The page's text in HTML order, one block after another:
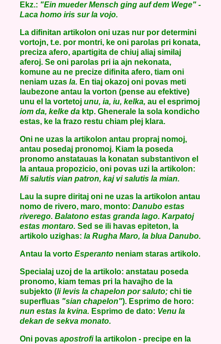
Ekz.: "Ein mueder Mensch ging auf dem Wege" -
Laca homo iris sur la vojo.
La difinitan artikolon oni uzas nur por determini
vortojn, t.e. por montri, ke oni parolas pri konata,
preciza afero, apartigita de chiuj aliaj similaj
aferoj. Se oni parolas pri ia ajn nekonata,
komune au ne precize difinita afero, tiam oni
neniam uzas la. En tiaj okazoj oni povas meti
laubezone antau la vorton (pense au efektive)
unu el la vortetoj unu, ia, iu, kelka, au el esprimoj
iom da, kelke da ktp. Ghenerale la sola kondicho
estas, ke la frazo restu chiam plej klara.
Oni ne uzas la artikolon antau propraj nomoj,
antau posedaj pronomoj. Kiam la poseda
pronomo anstatauas la konatan substantivon el
la antaua propozicio, oni povas uzi la artikolon:
Mi salutis vian patron, kaj vi salutis la mian.
Lau la supre diritaj oni ne uzas la artikolon antau
nomo de rivero, maro, monto: Danubo estas
riverego. Balatono estas granda lago. Karpatoj
estas montaro. Sed se ili havas epiteton, la
artikolo uzighas: la Rugha Maro, la blua Danubo.
Antau la vorto Esperanto neniam staras artikolo.
Specialaj uzoj de la artikolo: anstatau poseda
pronomo, kiam temas pri la havajho de la
subjekto (li levis la chapelon por saluto; chi tie
superfluas "sian chapelon"). Esprimo de horo:
nun estas la kvina. Esprimo de dato: Venu la
dekan de sekva monato.
Oni povas apostrofila artikolon - precipe en la